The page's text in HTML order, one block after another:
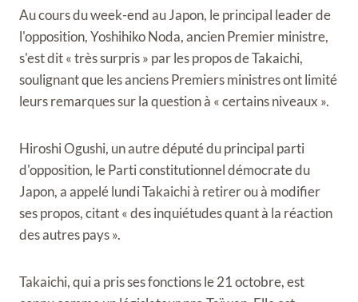
Au cours du week-end au Japon, le principal leader de
l'opposition, Yoshihiko Noda, ancien Premier ministre,
s'est dit « très surpris » par les propos de Takaichi,
soulignant que les anciens Premiers ministres ont limité
leurs remarques sur la question à « certains niveaux ».
Hiroshi Ogushi, un autre député du principal parti
d'opposition, le Parti constitutionnel démocrate du
Japon, a appelé lundi Takaichi à retirer ou à modifier
ses propos, citant « des inquiétudes quant à la réaction
des autres pays ».
Takaichi, qui a pris ses fonctions le 21 octobre, est